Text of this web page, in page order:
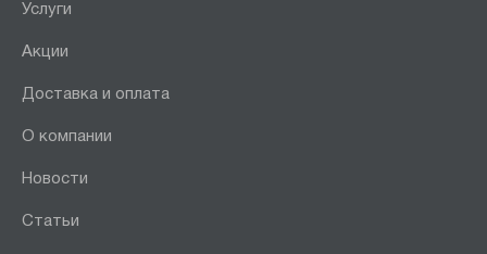
Услуги
Акции
Доставка и оплата
О компании
Новости
Статьи